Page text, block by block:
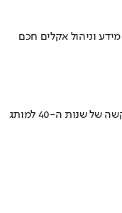
וניהול אקלים חכם
איך אסם הפכה את תקופת הצנע והמחסור הקשה של שנות ה-40 למותג